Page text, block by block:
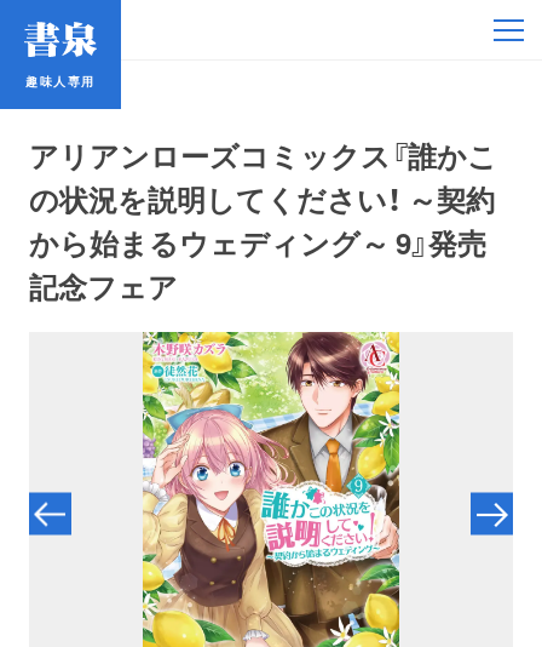
趣味人専用
アリアンローズコミックス『誰かこ
の状況を説明してください！ ～契約
から始まるウェディング～ 9』発売
記念フェア
趣味人専用
アイドル
鉄道・バス
コミック・ラノベ
プロレス